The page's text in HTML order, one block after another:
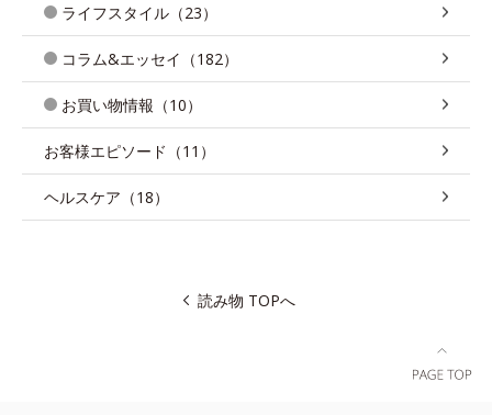
ライフスタイル（23）
コラム&エッセイ（182）
お買い物情報（10）
お客様エピソード（11）
ヘルスケア（18）
読み物 TOPへ